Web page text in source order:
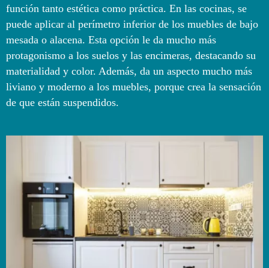
función tanto estética como práctica. En las cocinas, se
puede aplicar al perímetro inferior de los muebles de bajo
mesada o alacena. Esta opción le da mucho más
protagonismo a los suelos y las encimeras, destacando su
materialidad y color. Además, da un aspecto mucho más
liviano y moderno a los muebles, porque crea la sensación
de que están suspendidos.